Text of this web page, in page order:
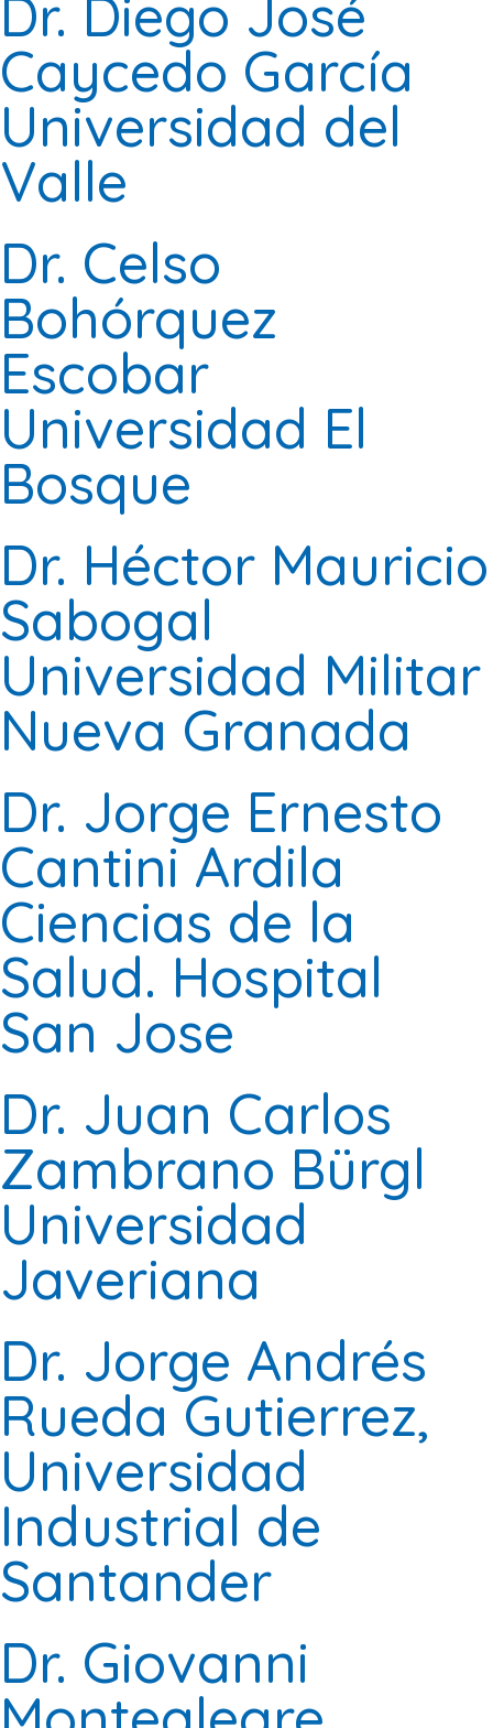
Dr. Diego José
Caycedo García
Universidad del
Valle
Dr. Celso
Bohórquez
Escobar
Universidad El
Bosque
Dr. Héctor Mauricio
Sabogal
Universidad Militar
Nueva Granada
Dr. Jorge Ernesto
Cantini Ardila
Ciencias de la
Salud. Hospital
San Jose
Dr. Juan Carlos
Zambrano Bürgl
Universidad
Javeriana
Dr. Jorge Andrés
Rueda Gutierrez,
Universidad
Industrial de
Santander
Dr. Giovanni